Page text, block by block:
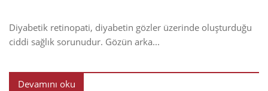
Diyabetik retinopati, diyabetin gözler üzerinde oluşturduğu
ciddi sağlık sorunudur. Gözün arka...
Devamını oku